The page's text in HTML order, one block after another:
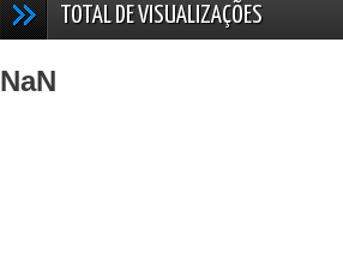
TOTAL DE VISUALIZAÇÕES
NaN